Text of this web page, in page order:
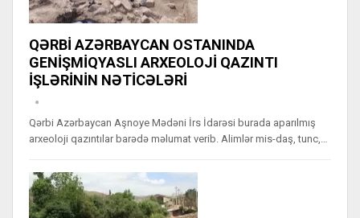
QƏRBİ AZƏRBAYCAN OSTANINDA
GENİŞMİQYASLI ARXEOLOJİ QAZINTI
İŞLƏRİNİN NƏTİCƏLƏRİ
Qərbi Azərbaycan Aşnoye Mədəni İrs İdarəsi burada aparılmış
arxeoloji qazıntılar barədə məlumat verib. Alimlər mis-daş, tunc,…